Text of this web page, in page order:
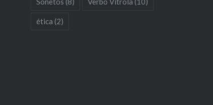
ética (2)